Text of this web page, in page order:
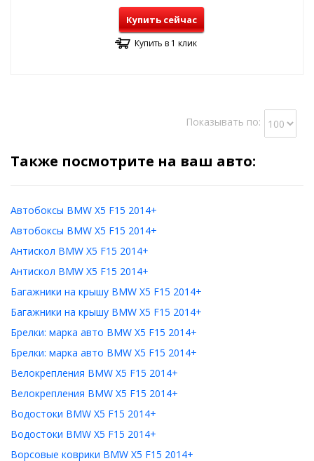
Купить сейчас
Купить в 1 клик
Показывать по:
Также посмотрите на ваш авто:
Автобоксы BMW X5 F15 2014+
Автобоксы BMW X5 F15 2014+
Антискол BMW X5 F15 2014+
Антискол BMW X5 F15 2014+
Багажники на крышу BMW X5 F15 2014+
Багажники на крышу BMW X5 F15 2014+
Брелки: марка авто BMW X5 F15 2014+
Брелки: марка авто BMW X5 F15 2014+
Велокрепления BMW X5 F15 2014+
Велокрепления BMW X5 F15 2014+
Водостоки BMW X5 F15 2014+
Водостоки BMW X5 F15 2014+
Ворсовые коврики BMW X5 F15 2014+